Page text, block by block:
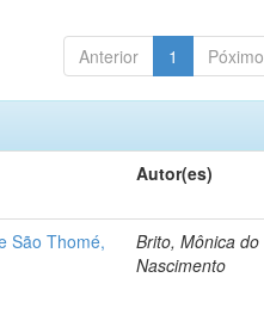
Anterior 1 Póximo
Autor(es)
São Thomé,
Brito, Mônica do
Nascimento